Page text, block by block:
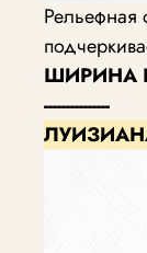
Рельефная
ШИРИНА
---------------